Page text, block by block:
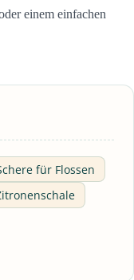
einem einfachen
für Flossen